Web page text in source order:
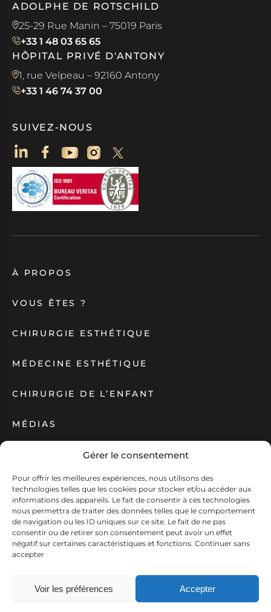
Gérer le consentement
Pour offrir les meilleures expériences, nous utilisons des
technologies telles que les cookies pour stocker et/ou accéder aux
informations des appareils. Le fait de consentir à ces technologies
nous permettra de traiter des données telles que le comportement
de navigation ou les ID uniques sur ce site. Le fait de ne pas
consentir ou de retirer son consentement peut avoir un effet
négatif sur certaines caractéristiques et fonctions. Continuer sans
accepter
Accepter
Voir les préférences
ADOLPHE DE ROTSCHILD
25-29 Rue Manin – 75019 Paris
+33 1 48 03 65 65
HÔPITAL PRIVÉ D'ANTONY
1, rue Velpeau – 92160 Antony
+33 1 46 74 37 00
SUIVEZ-NOUS
À PROPOS
VOUS ÊTES ?
CHIRURGIE ESTHÉTIQUE
MÉDECINE ESTHÉTIQUE
CHIRURGIE DE L’ENFANT
MÉDIAS
Création Antipodes Médical ©
Déclaration de confidentialité (UE)
Conditions générales
N° RPPS : 10001630614